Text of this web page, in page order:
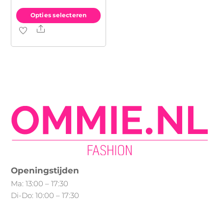
Opties selecteren
Dit
optie
kan
gekozen
de
productpagina
Share
Openingstijden
Ma: 13:00 – 17:30
Di-Do: 10:00 – 17:30